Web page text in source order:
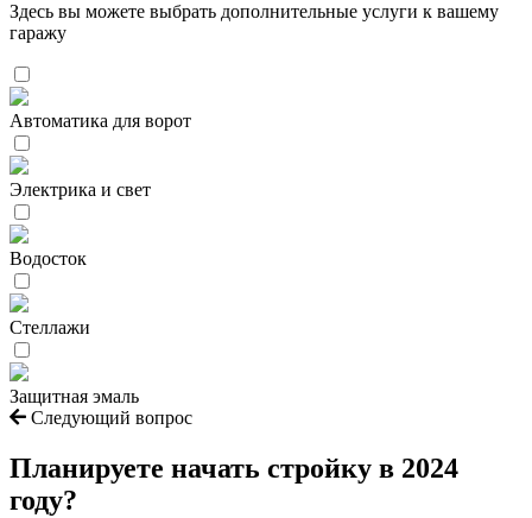
Здесь вы можете выбрать дополнительные услуги к вашему
гаражу
Автоматика для ворот
Электрика и свет
Водосток
Стеллажи
Защитная эмаль
Следующий вопрос
Планируете начать стройку в 2024
году?